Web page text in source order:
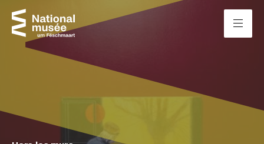
Passer directement au contenu
Panneau de gestion des cookies